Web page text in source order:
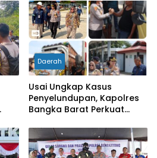
Daerah
Usai Ungkap Kasus
Penyelundupan, Kapolres
Bangka Barat Perkuat
Pelabuhan Tanjung Kalian